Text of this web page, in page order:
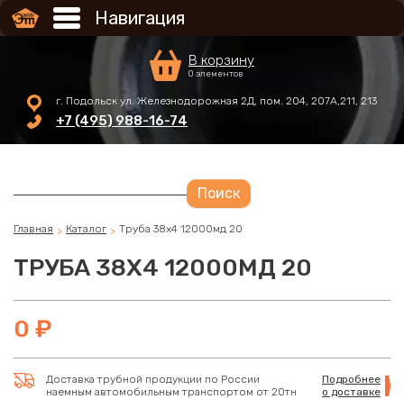
Перейти к основному содержанию
Навигация
В корзину
0 элементов
г. Подольск ул. Железнодорожная 2Д, пом. 204, 207А,211, 213
+7 (495) 988-16-74
Главная Каталог Труба 38х4 12000мд 20
ТРУБА 38Х4 12000МД 20
0 ₽
Доставка трубной продукции по России
наемным автомобильным транспортом от 20тн
Подробнее
о доставке